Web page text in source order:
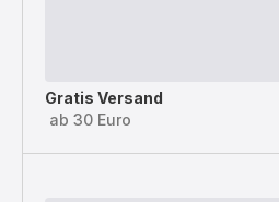
Gratis Versand
ab 30 Euro